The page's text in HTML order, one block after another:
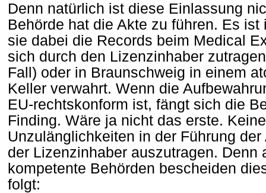
Denn natürlich ist diese Einlassung
Behörde hat die Akte zu führen. Es
sie dabei die Records beim Medical
sich durch den Lizenzinhaber
Fall) oder in Braunschweig in einem
Keller verwahrt. Wenn die
EU-rechtskonform ist, fängt sich die
Finding. Wäre ja nicht das erste.
Unzulänglichkeiten in der Führung
der Lizenzinhaber auszutragen. Denn
kompetente Behörden bescheiden
folgt: